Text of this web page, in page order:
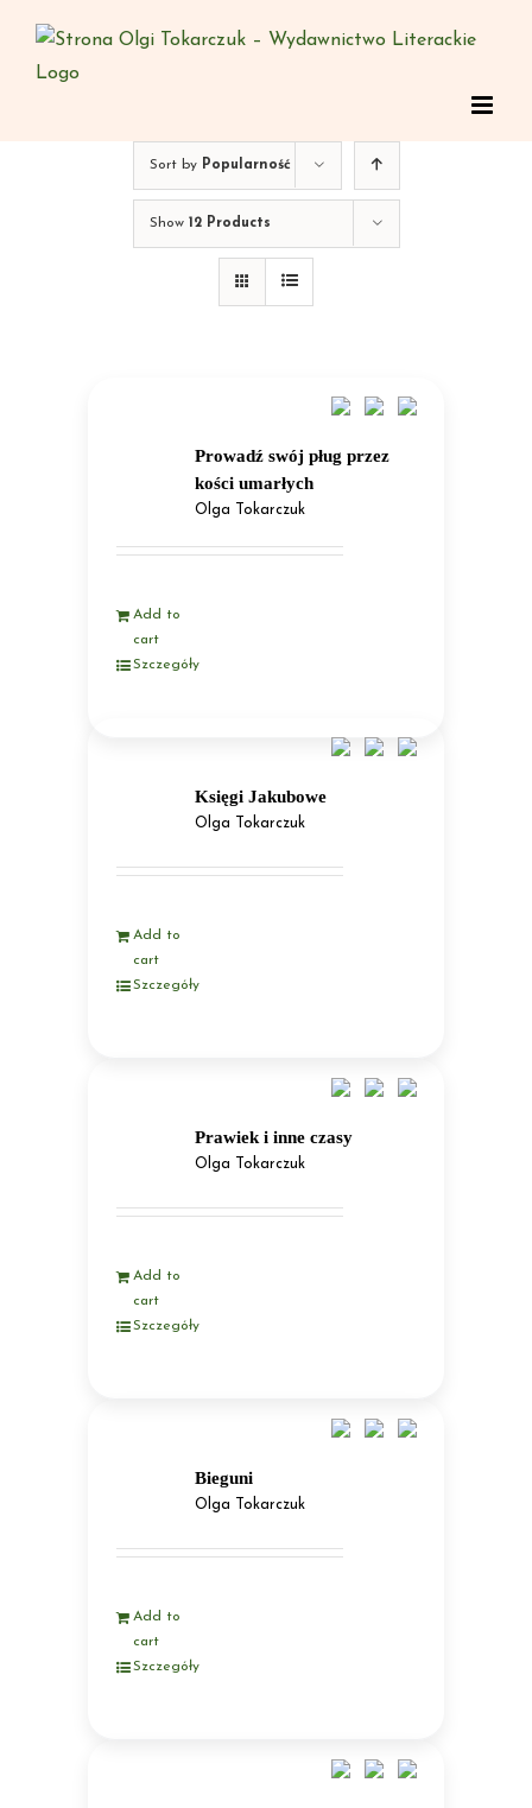
content
Sort by Popularność
Show 12 Products
Prowadź swój pług przez
kości umarłych
Olga Tokarczuk
Add to
cart
Szczegóły
Księgi Jakubowe
Olga Tokarczuk
Add to
cart
Szczegóły
Prawiek i inne czasy
Olga Tokarczuk
Add to
cart
Szczegóły
Bieguni
Olga Tokarczuk
Add to
cart
Szczegóły